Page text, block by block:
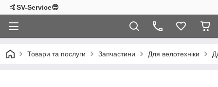
🤙SV-Service😎
Товари та послуги Запчастини Для велотехніки